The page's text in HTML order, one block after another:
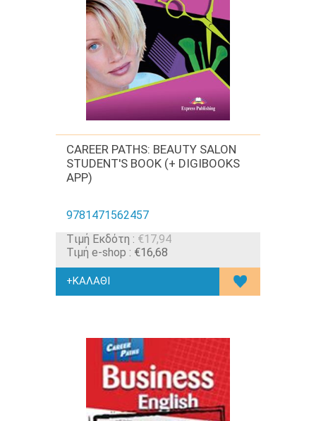
CAREER PATHS: BEAUTY SALON
STUDENT'S BOOK (+ DIGIBOOKS
APP)
9781471562457
Tιμή Εκδότη : €17,94
Τιμή e-shop : €16,68